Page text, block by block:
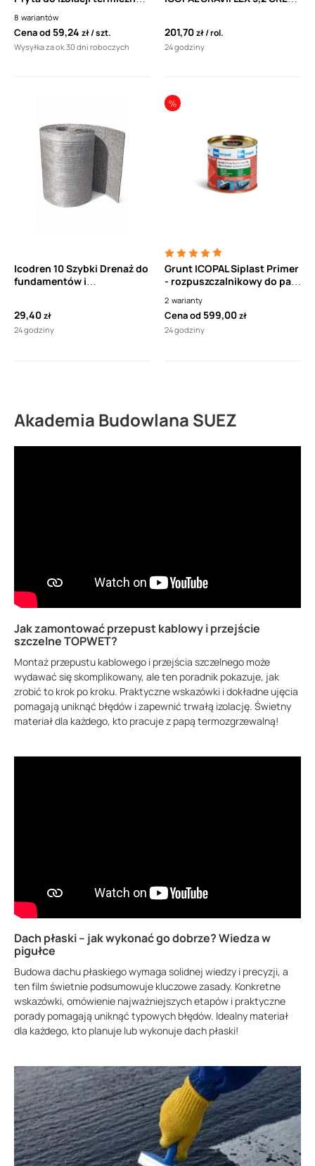
60 x 125 cm (polistyren
ekstrudowany XPS,
styrodur) 0,75m2
8 wariantów
Cena od 59,24 zł szt.
Wysyłka za ok.30 dni roboczych
201,70zł rol.
24 godziny
Icodren 10 Szybki Drenaż do
fundamentów i
29,40zł
24 godziny
Grunt ICOPAL Siplast Primer
- rozpuszczalnikowy do pap
termozgrzewalnych
2 warianty
Cena od 599,00zł
24 godziny
Akademia Budowlana SUEZ
Jak zamontować przepust kablowy i przejście
szczelne TOPWET?
Montaż przepustu kablowego i przejścia szczelnego może
wydawać się skomplikowany, ale ten poradnik pokazuje, jak
zrobić to krok po kroku. Praktyczne wskazówki i dokładne ujęcia
pomagają uniknąć błędów i zapewnić trwałą izolację. Świetny
materiał dla każdego, kto pracuje z papą termozgrzewalną!
Dach płaski – jak wykonać go dobrze? Wiedza w
pigułce
Budowa dachu płaskiego wymaga solidnej wiedzy i precyzji, a
ten film świetnie podsumowuje kluczowe zasady. Konkretne
wskazówki, omówienie najważniejszych etapów i praktyczne
porady pomagają uniknąć typowych błędów. Idealny materiał
dla każdego, kto planuje lub wykonuje dach płaski!